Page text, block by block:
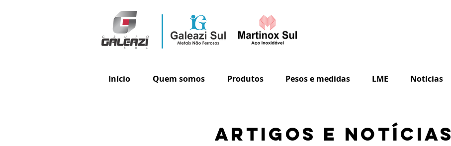
Início Quem somos Produtos Pesos e medidas LME Notícias
ARTIGOS E NOTÍCIAS